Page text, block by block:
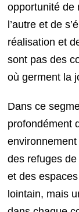
opportunité de
l’autre et de
réalisation et
sont pas des
où germent la
Dans ce
profondément
des refuges
et des
lointain, mais